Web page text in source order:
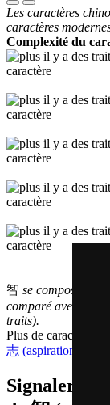
Les caractères
caractères
Complexité du
智 se compose de
comparé avec les
traits).
Plus de caractères
志 (aspiration)
Signaler